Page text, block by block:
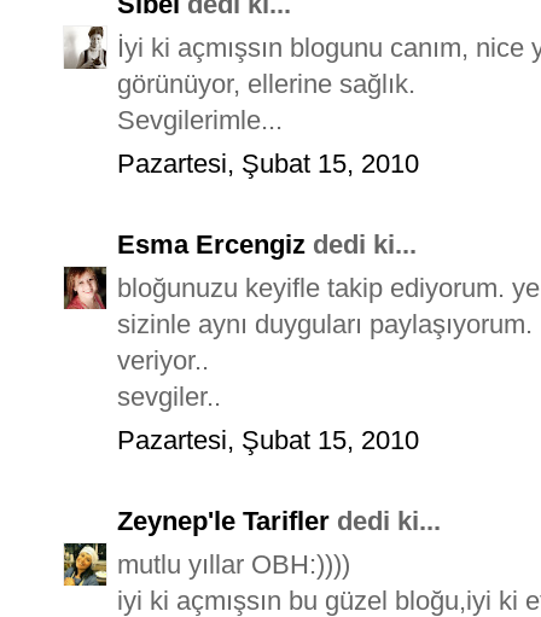
İyi ki açmışsın blogunu canım,
görünüyor, ellerine sağlık.
Sevgilerimle...
Pazartesi, Şubat 15, 2010
Esma Ercengiz dedi ki...
bloğunuzu keyifle takip ediyorum.
sizinle aynı duyguları
veriyor..
sevgiler..
Pazartesi, Şubat 15, 2010
Zeynep'le Tarifler dedi ki...
mutlu yıllar OBH:))))
iyi ki açmışsın bu güzel bloğu,iyi ki